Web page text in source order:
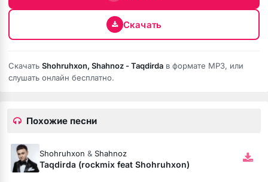
ни била
душа
Скачать
Скачать Shohruhxon, Shahnoz - Taqdirda в формате MP3, или
слушать онлайн бесплатно.
Похожие песни
Shohruhxon & Shahnoz
Taqdirda (rockmix feat Shohruhxon)